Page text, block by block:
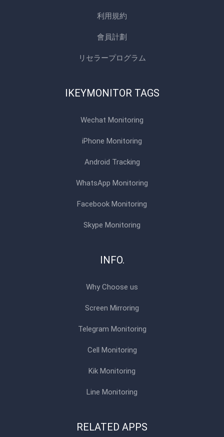
利用規約
會員計劃
リセラープログラム
IKEYMONITOR TAGS
Wechat Monitoring
iPhone Monitoring
Android Tracking
WhatsApp Monitoring
Facebook Monitoring
Skype Monitoring
INFO.
Why Choose us
Screen Mirroring
Telegram Monitoring
Cell Monitoring
Kik Monitoring
Line Monitoring
RELATED APPS